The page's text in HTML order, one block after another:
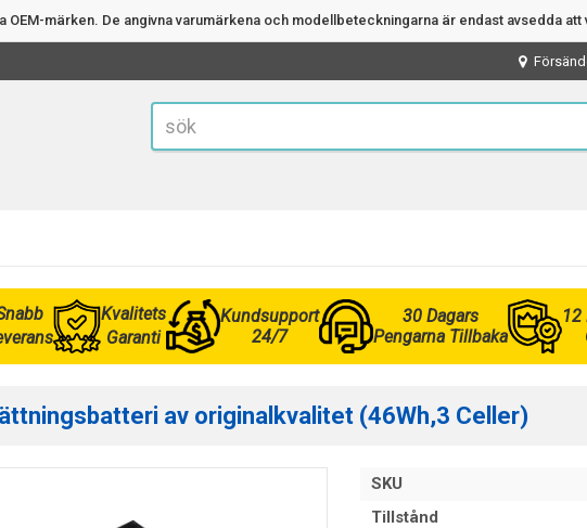
OEM-märken. De angivna varumärkena och modellbeteckningarna är endast avsedda
Kvalitets
Garanti
Kundsupport
24/7
30 Dagars
Pengarna Tillbaka
12
av originalkvalitet (46Wh,3 Celler)
SKU
Tillstånd